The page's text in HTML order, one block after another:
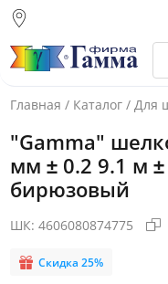
склад)
Санкт-Петербург
Екатеринбург
Главная / Каталог / Для
"Gamma"
мм ± 0.2 9.1 м
бирюзовый
ШК: 4606080874775
Скидка 25%